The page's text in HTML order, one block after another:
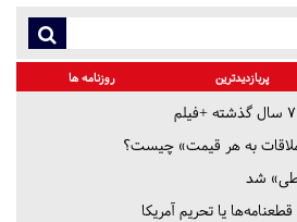
پربازدیدترین روزنامه ها
ملاقات به هر قیمت» چیست؟
شد
یا تحریم‌ آمریکا